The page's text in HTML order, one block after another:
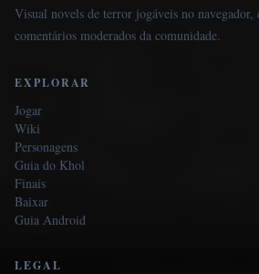
Visual novels de terror jogáveis no
comentários moderados da comunidade.
EXPLORAR
Jogar
Wiki
Personagens
Guia do Khol
Finais
Baixar
Guia Android
LEGAL